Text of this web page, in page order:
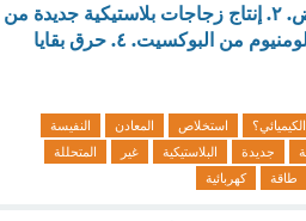
النفيسة من النفايات الإلكترونية باستخدام الأحماض. ٢. إنتاج زجاجات بلاستيكية جديدة من
النفايات البلاستيكية غير المتحللة. ٣. استخلاص الألومنيوم من البوكسيت. ٤. حرق بقايا
الكيميائي؟ استخلاص المعادن
النفيسة
جديدة البلاستيكية غير
المتحللة
طاقة كهربائية